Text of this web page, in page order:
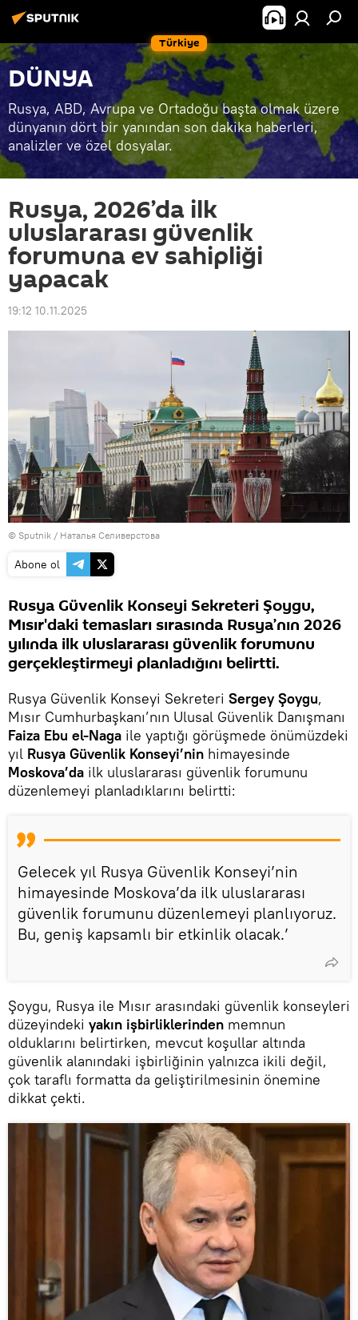
Türkiye
DÜNYA
Rusya, ABD, Avrupa ve Ortadoğu başta olmak üzere
dünyanın dört bir yanından son dakika haberleri,
analizler ve özel dosyalar.
Rusya, 2026’da ilk
uluslararası güvenlik
forumuna ev sahipliği
yapacak
19:12 10.11.2025
© Sputnik / Наталья Селиверстова
Abone ol
Rusya Güvenlik Konseyi Sekreteri Şoygu,
Mısır'daki temasları sırasında Rusya’nın 2026
yılında ilk uluslararası güvenlik forumunu
gerçekleştirmeyi planladığını belirtti.
Rusya Güvenlik Konseyi Sekreteri Sergey Şoygu,
Mısır Cumhurbaşkanı’nın Ulusal Güvenlik Danışmanı
Faiza Ebu el-Naga ile yaptığı görüşmede önümüzdeki
yıl Rusya Güvenlik Konseyi’nin himayesinde
Moskova’da ilk uluslararası güvenlik forumunu
düzenlemeyi planladıklarını belirtti:
Gelecek yıl Rusya Güvenlik Konseyi’nin
himayesinde Moskova’da ilk uluslararası
güvenlik forumunu düzenlemeyi planlıyoruz.
Bu, geniş kapsamlı bir etkinlik olacak.’
Şoygu, Rusya ile Mısır arasındaki güvenlik konseyleri
düzeyindeki yakın işbirliklerinden memnun
olduklarını belirtirken, mevcut koşullar altında
güvenlik alanındaki işbirliğinin yalnızca ikili değil,
çok taraflı formatta da geliştirilmesinin önemine
dikkat çekti.